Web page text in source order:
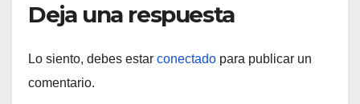
Deja una respuesta
Lo siento, debes estar conectado para publicar un
comentario.